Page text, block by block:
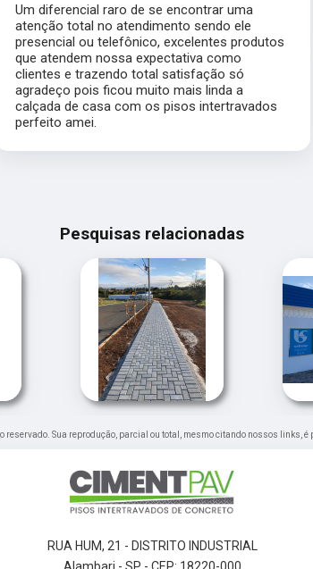
Um diferencial raro de se encontrar uma
atenção total no atendimento sendo ele
presencial ou telefônico, excelentes produtos
que atendem nossa expectativa como
clientes e trazendo total satisfação só
agradeço pois ficou muito mais linda a
calçada de casa com os pisos intertravados
perfeito amei.
Pesquisas relacionadas
reservado. Sua reprodução, parcial ou total, mesmo citando nossos
RUA HUM, 21 - DISTRITO INDUSTRIAL